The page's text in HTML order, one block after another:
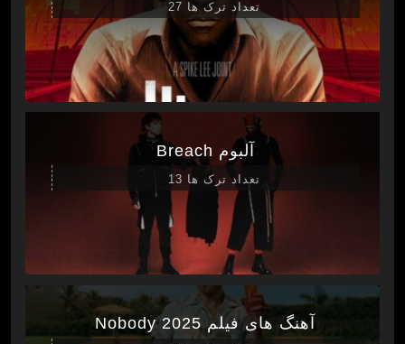
تعداد ترک ها 27
آلبوم Breach
تعداد ترک ها 13
آهنگ های فیلم Nobody 2025